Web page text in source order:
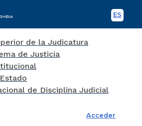
ES
Acceder